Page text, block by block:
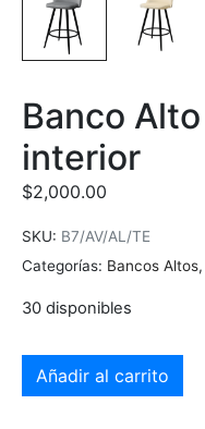
Banco
interior
$2,000.00
SKU: B7/AV/AL/TE
Categorías: Bancos Altos,
30 disponibles
Añadir al carrito